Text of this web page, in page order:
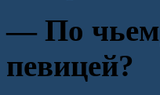
— По
певицей?